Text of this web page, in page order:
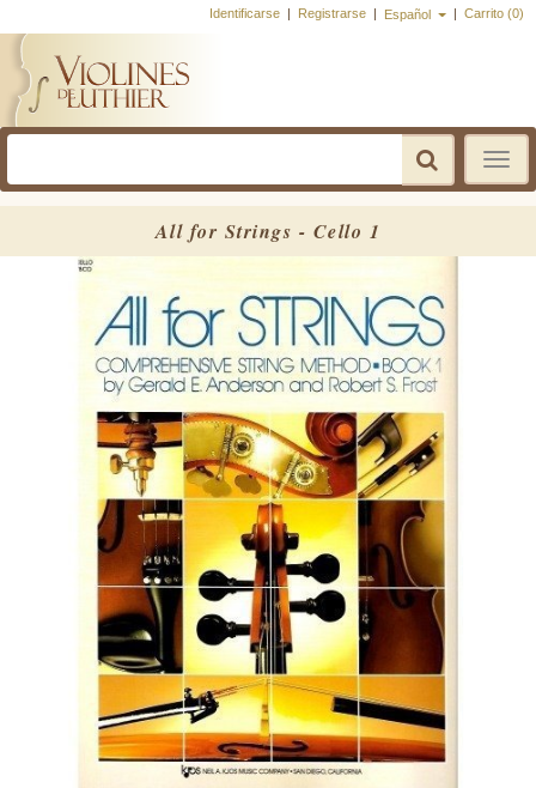
Identificarse | Registrarse | Español | Carrito (0)
Toggle
All for Strings - Cello 1